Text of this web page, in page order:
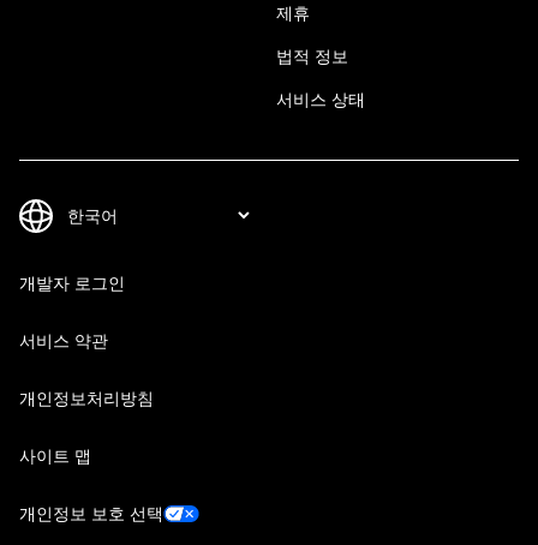
제휴
법적 정보
서비스 상태
개발자 로그인
서비스 약관
개인정보처리방침
사이트 맵
개인정보 보호 선택